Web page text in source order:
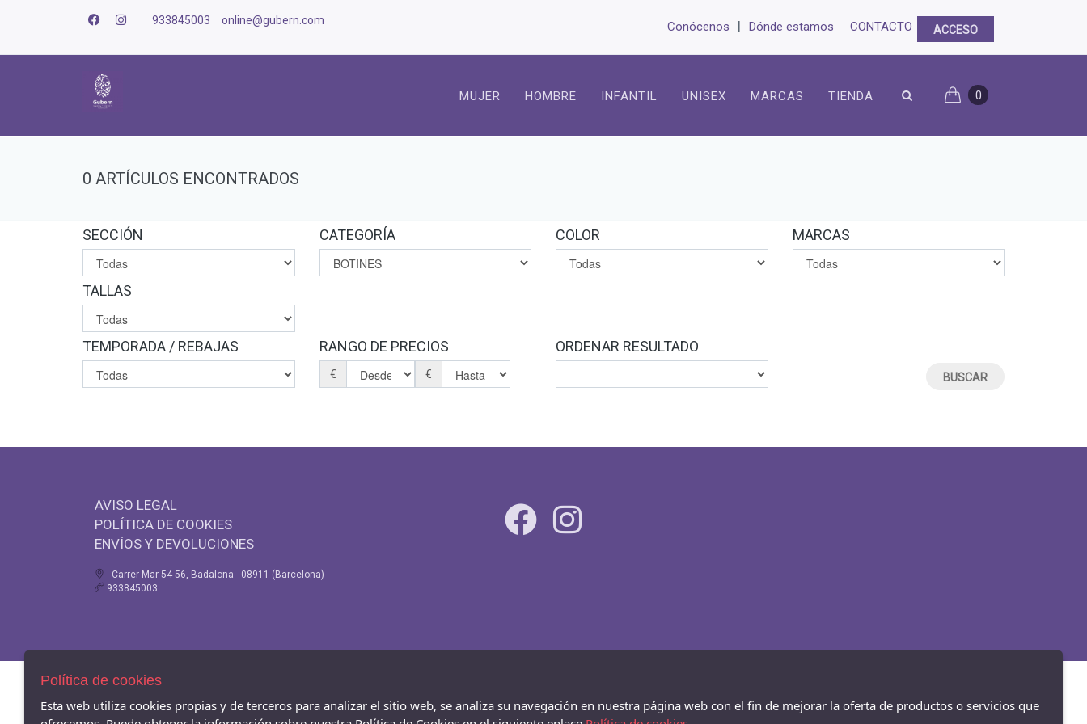
933845003 online@gubern.com Conócenos | Dónde estamos CONTACTO ACCESO
MUJER HOMBRE INFANTIL UNISEX MARCAS TIENDA 0
0 ARTÍCULOS ENCONTRADOS
SECCIÓN CATEGORÍA COLOR MARCAS
TALLAS
TEMPORADA / REBAJAS RANGO DE PRECIOS
€ €
ORDENAR RESULTADO
AVISO LEGAL
POLÍTICA DE COOKIES
ENVÍOS Y DEVOLUCIONES
- Carrer Mar 54-56, Badalona - 08911 (Barcelona)
933845003
Política de cookies
Esta web utiliza cookies propias y de terceros para analizar el sitio web, se analiza su navegación en nuestra página web con el fin de mejorar la oferta de productos o servicios que